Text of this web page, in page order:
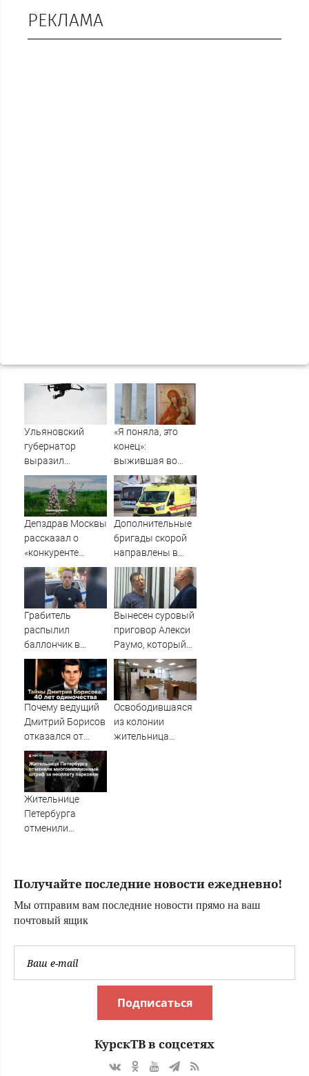
РЕКЛАМА
Ульяновский
губернатор
выразил
соболезнования
семьям погибших
в Нижнекамске
«Я поняла, это
конец»:
выжившая во
время шторма на
Волге девушка
рассказала, что
кричал ей
Садовников
Депздрав Москвы
рассказал о
«конкуренте
борщевика» в
России
Дополнительные
бригады скорой
направлены в
Нижнекамск для
помощи
пострадавшим
при атаке БПЛА
10/08/2026 –
Новости
Грабитель
распылил
баллончик в
супермаркете
Ржева – Новости
Твери и городов
Тверской области
сегодня -
Новости Твери.
Тверь новости. Но
Вынесен суровый
приговор Алекси
Раумо, который
привлекал
инвестиции в
Карелию
Почему ведущий
Дмитрий Борисов
отказался от
фамилии
знаменитого
отца, как
поссорился с
Малаховым и
Освободившаяся
из колонии
жительница
Жительнице
Петербурга
отменили
парковки
Получайте последние новости ежедневно!
Мы отправим вам последние новости прямо на ваш
почтовый ящик
Подписаться
КурскТВ в соцсетях